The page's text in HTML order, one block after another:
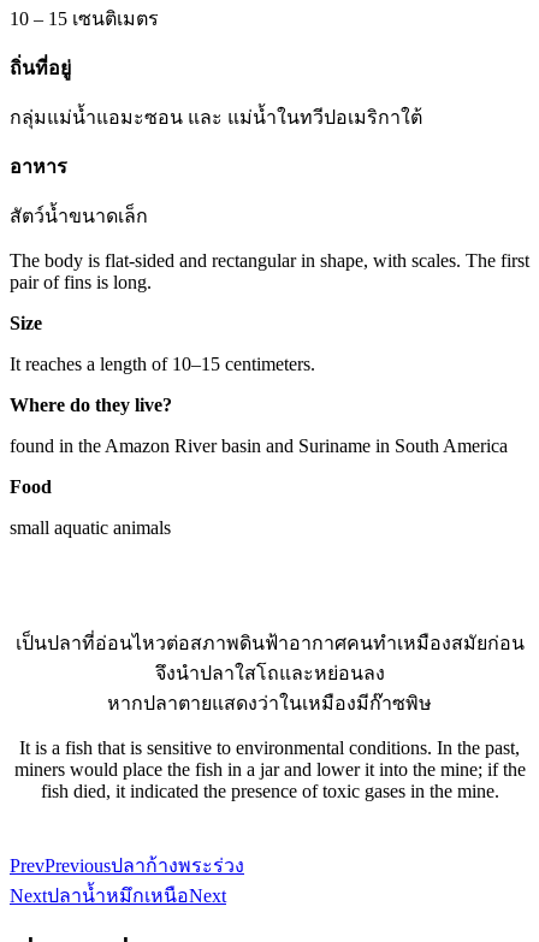
10 – 15 เซนติเมตร
ถิ่นที่อยู่
กลุ่มแม่น้ำแอมะซอน และ แม่น้ำในทวีปอเมริกาใต้
อาหาร
สัตว์น้ำขนาดเล็ก
The body is flat-sided and rectangular in shape, with scales. The first
pair of fins is long.
Size
It reaches a length of 10–15 centimeters.
Where do they live?
found in the Amazon River basin and Suriname in South America
Food
small aquatic animals
เป็นปลาที่อ่อนไหวต่อสภาพดินฟ้าอากาศคนทำเหมืองสมัยก่อน
จึงนำปลาใสโถและหย่อนลง
หากปลาตายแสดงว่าในเหมืองมีก๊าซพิษ
It is a fish that is sensitive to environmental conditions. In the past,
miners would place the fish in a jar and lower it into the mine; if the
fish died, it indicated the presence of toxic gases in the mine.
PrevPreviousปลาก้างพระร่วง
Nextปลาน้ำหมึกเหนือNext